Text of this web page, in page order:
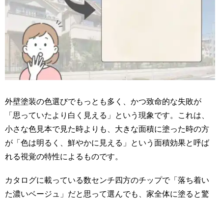
外壁塗装の色選びでもっとも多く、かつ致命的な失敗が
「思っていたより白く見える」という現象です。これは、
小さな色見本で見た時よりも、大きな面積に塗った時の方
が「色は明るく、鮮やかに見える」という面積効果と呼ば
れる視覚の特性によるものです。
カタログに載っている数センチ四方のチップで「落ち着い
た濃いベージュ」だと思って選んでも、家全体に塗ると驚